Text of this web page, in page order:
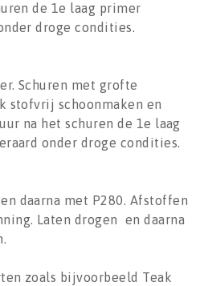
de 1e laag primer
droge condities.
Schuren met grofte
stofvrij schoonmaken en
na het schuren de 1e laag
onder droge condities.
daarna met P280. Afstoffen
Laten drogen en daarna
zoals bijvoorbeeld Teak